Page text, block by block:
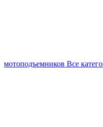
мотоподъемников Все